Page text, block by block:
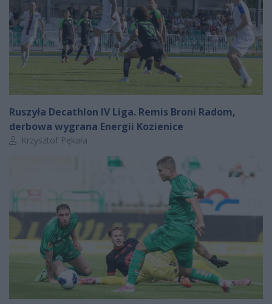
Ruszyła Decathlon IV Liga. Remis Broni Radom,
derbowa wygrana Energii Kozienice
Autor artykułu:
Krzysztof Pękała